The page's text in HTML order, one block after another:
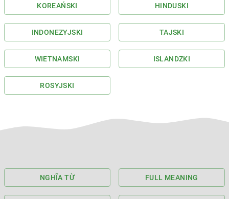
KOREAŃSKI HINDUSKI
INDONEZYJSKI TAJSKI
WIETNAMSKI ISLANDZKI
ROSYJSKI
NGHĨA TỪ FULL MEANING